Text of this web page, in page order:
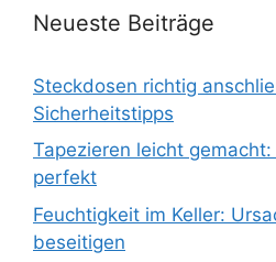
Neueste Beiträge
Steckdosen richtig
Sicherheitstipps
Tapezieren leicht
perfekt
Feuchtigkeit im Keller:
beseitigen